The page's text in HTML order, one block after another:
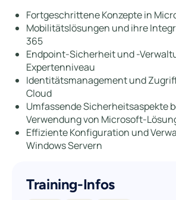
Fortgeschrittene Konzepte in
Mobilitätslösungen und ihre
365
Endpoint-Sicherheit und -
Expertenniveau
Identitätsmanagement und
Cloud
Umfassende Sicherheitsaspekte
Verwendung von Microsoft-
Effiziente Konfiguration und
Windows Servern
Training-Infos